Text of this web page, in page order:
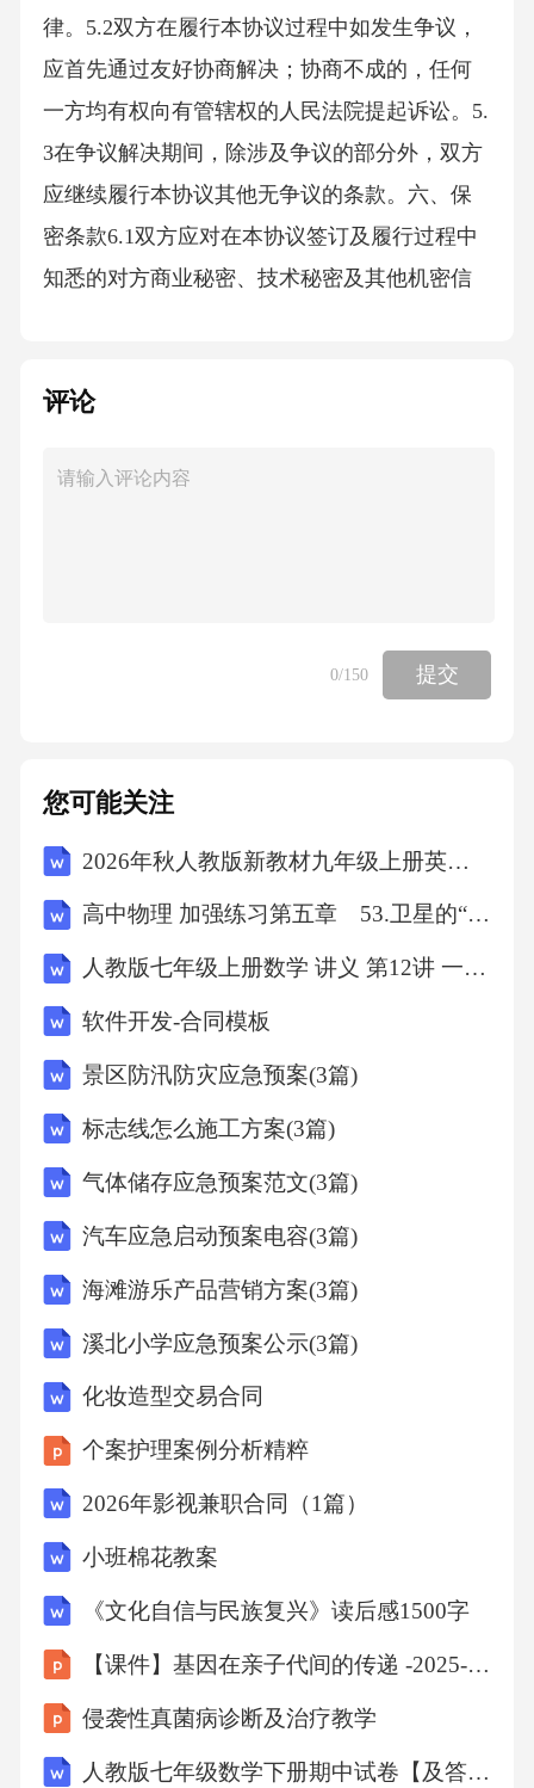
律。5.2双方在履行本协议过程中如发生争议，
应首先通过友好协商解决；协商不成的，任何
一方均有权向有管辖权的人民法院提起诉讼。5.
3在争议解决期间，除涉及争议的部分外，双方
应继续履行本协议其他无争议的条款。六、保
密条款6.1双方应对在本协议签订及履行过程中
知悉的对方商业秘密、技术秘密及其他机密信
本协议生效之日起[X]年。七、其他条款7.1本协
份，甲乙双方各执一份，具有同等法律效力。7.
评论
0/150 提交
您可能关注
2026年秋人教版新教材九年级上册英语Unit 7单元测试A卷（含答案）
高中物理 加强练习第五章 53.卫星的“追及相遇”问题
人教版七年级上册数学 讲义 第12讲 一元一次方程的实际应用讲义+练习（学生版）
软件开发-合同模板
景区防汛防灾应急预案(3篇)
标志线怎么施工方案(3篇)
气体储存应急预案范文(3篇)
汽车应急启动预案电容(3篇)
海滩游乐产品营销方案(3篇)
溪北小学应急预案公示(3篇)
化妆造型交易合同
个案护理案例分析精粹
2026年影视兼职合同（1篇）
小班棉花教案
《文化自信与民族复兴》读后感1500字
【课件】基因在亲子代间的传递 -2025-2026学年人教版生物八年级下册
侵袭性真菌病诊断及治疗教学
人教版七年级数学下册期中试卷【及答案】